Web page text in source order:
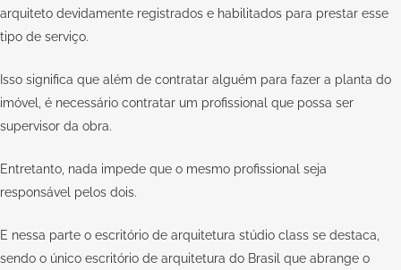
arquiteto devidamente registrados e habilitados para prestar esse
tipo de serviço.
Isso significa que além de contratar alguém para fazer a planta do
imóvel, é necessário contratar um profissional que possa ser
supervisor da obra.
Entretanto, nada impede que o mesmo profissional seja
responsável pelos dois.
E nessa parte o escritório de arquitetura stúdio class se destaca,
sendo o único escritório de arquitetura do Brasil que abrange o